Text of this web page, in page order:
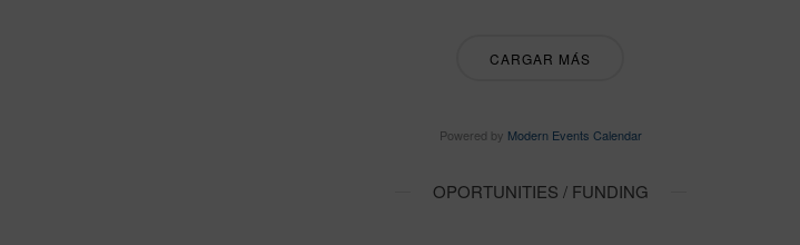
CARGAR MÁS
Powered by Modern Events Calendar
OPORTUNITIES / FUNDING